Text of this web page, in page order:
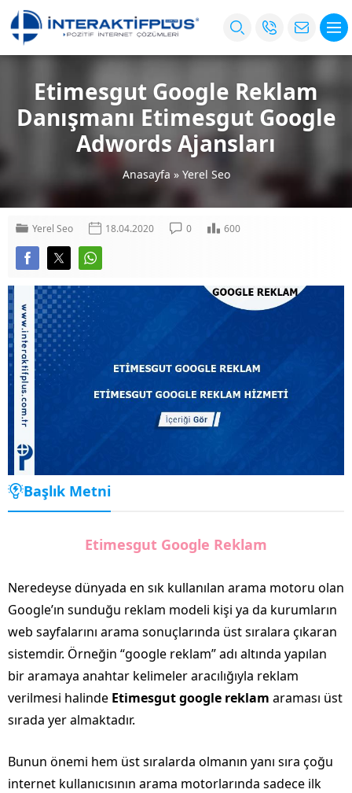
Etimesgut Google Reklam
Danışmanı Etimesgut Google
Adwords Ajansları
Anasayfa » Yerel Seo
Yerel Seo 18.04.2020 0 600
Başlık Metni
Etimesgut Google Reklam
Neredeyse dünyada en sık kullanılan arama motoru olan
Google’ın sunduğu reklam modeli kişi ya da kurumların
web sayfalarını arama sonuçlarında üst sıralara çıkaran
sistemdir. Örneğin “google reklam” adı altında yapılan
bir aramaya anahtar kelimeler aracılığıyla reklam
verilmesi halinde Etimesgut google reklam araması üst
sırada yer almaktadır.
Bunun önemi hem üst sıralarda olmanın yanı sıra çoğu
internet kullanıcısının arama motorlarında sadece ilk